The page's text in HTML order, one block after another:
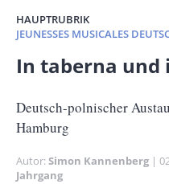
HAUPTRUBRIK
JEUNESSES MUSICALES
Banner
Size
In taberna und
Untertitel
Deutsch-polnischer
Hamburg
Autor Simon Kannenberg
Jahrgang